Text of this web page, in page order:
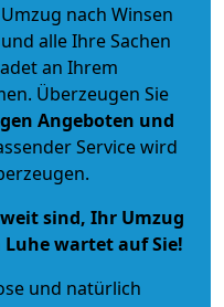
nach Winsen
alle Ihre Sachen
an Ihrem
Überzeugen Sie
Angeboten und
Service wird
sind, Ihr Umzug
wartet auf Sie!
und natürlich